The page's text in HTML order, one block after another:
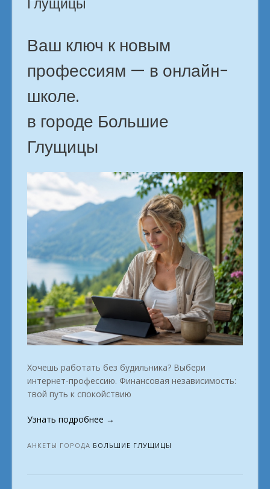
Ваш ключ к новым
профессиям — в онлайн-
школе.
в городе Большие
Глущицы
Хочешь работать без будильника? Выбери
интернет-профессию. Финансовая независимость:
твой путь к спокойствию
Узнать подробнее «Удаленка
новичков:
→
АНКЕТЫ ГОРОДА БОЛЬШИЕ ГЛУЩИЦЫ